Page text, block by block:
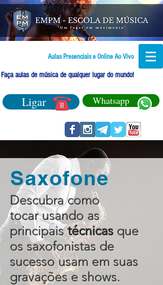
Aulas Presenciais e Online Ao Vivo
Faça aulas de música de qualquer lugar do mundo!
Ligar Whatsapp
Saxofone
Descubra como
tocar usando as
principaistécnicas que
os saxofonistas de
sucesso usam em suas
gravações e shows.